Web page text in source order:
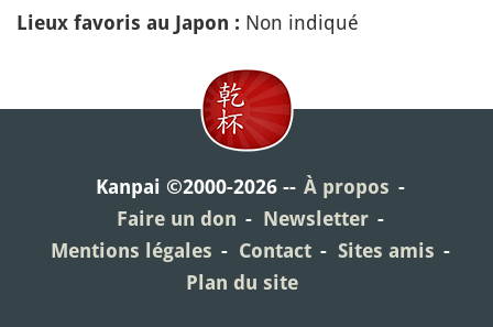
Lieux favoris au Japon : Non indiqué
Kanpai ©2000-2026
À propos
Faire un don
Newsletter
Mentions légales
Contact
Sites amis
Plan du site